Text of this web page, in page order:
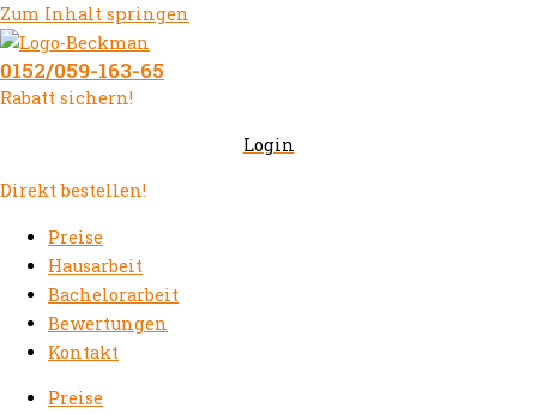
Zum Inhalt springen
0152/059-163-65
Rabatt sichern!
Login
Direkt bestellen!
Preise
Hausarbeit
Bachelorarbeit
Bewertungen
Kontakt
Preise